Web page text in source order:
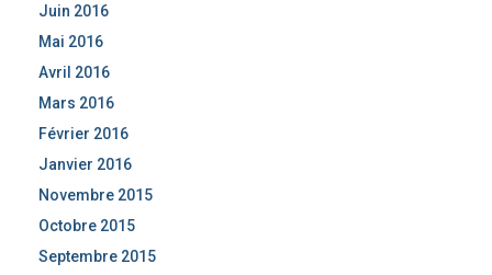
Juin 2016
Mai 2016
Avril 2016
Mars 2016
Février 2016
Janvier 2016
Novembre 2015
Octobre 2015
Septembre 2015